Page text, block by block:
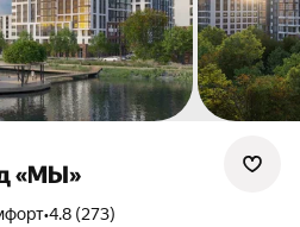
«МЫ»
•4.8 (273)